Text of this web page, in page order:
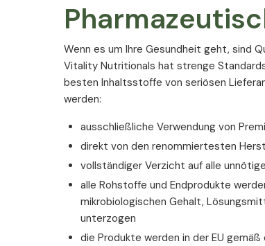
Wenn es um Ihre Gesundheit geht, sind
Vitality Nutritionals hat strenge
besten Inhaltsstoffe von seriösen
werden:
ausschließliche Verwendung von
direkt von den renommiertesten
vollständiger Verzicht auf alle
alle Rohstoffe und Endprodukte
mikrobiologischen Gehalt,
unterzogen
die Produkte werden in der EU